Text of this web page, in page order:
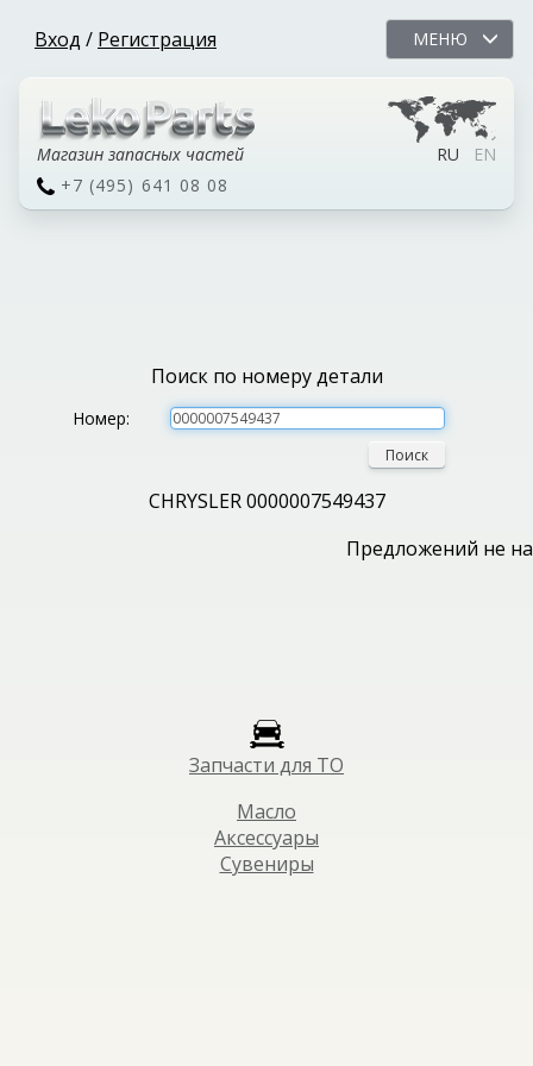
Вход / Регистрация МЕНЮ
Магазин запасных частей RU
EN
+7 (495) 641 08 08
Поиск по номеру детали
Номер:
Поиск
CHRYSLER 0000007549437
Предложений не
Запчасти для ТО
Масло
Аксессуары
Сувениры